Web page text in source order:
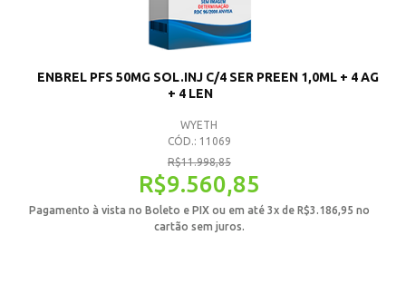
ENBREL PFS 50MG SOL.INJ C/4 SER PREEN 1,0ML + 4 AG
+ 4 LEN
WYETH
CÓD.: 11069
R$11.998,85
R$9.560,85
Pagamento à vista no Boleto e PIX ou em até 3x de R$3.186,95 no
cartão sem juros.